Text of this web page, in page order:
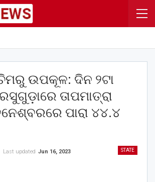
ଉପକୂଳ: ଦିନ ୨ଟା
ତାପମାତ୍ରା
ପାରା ୪୪.୪
STATE
Last updated Jun 16, 2023